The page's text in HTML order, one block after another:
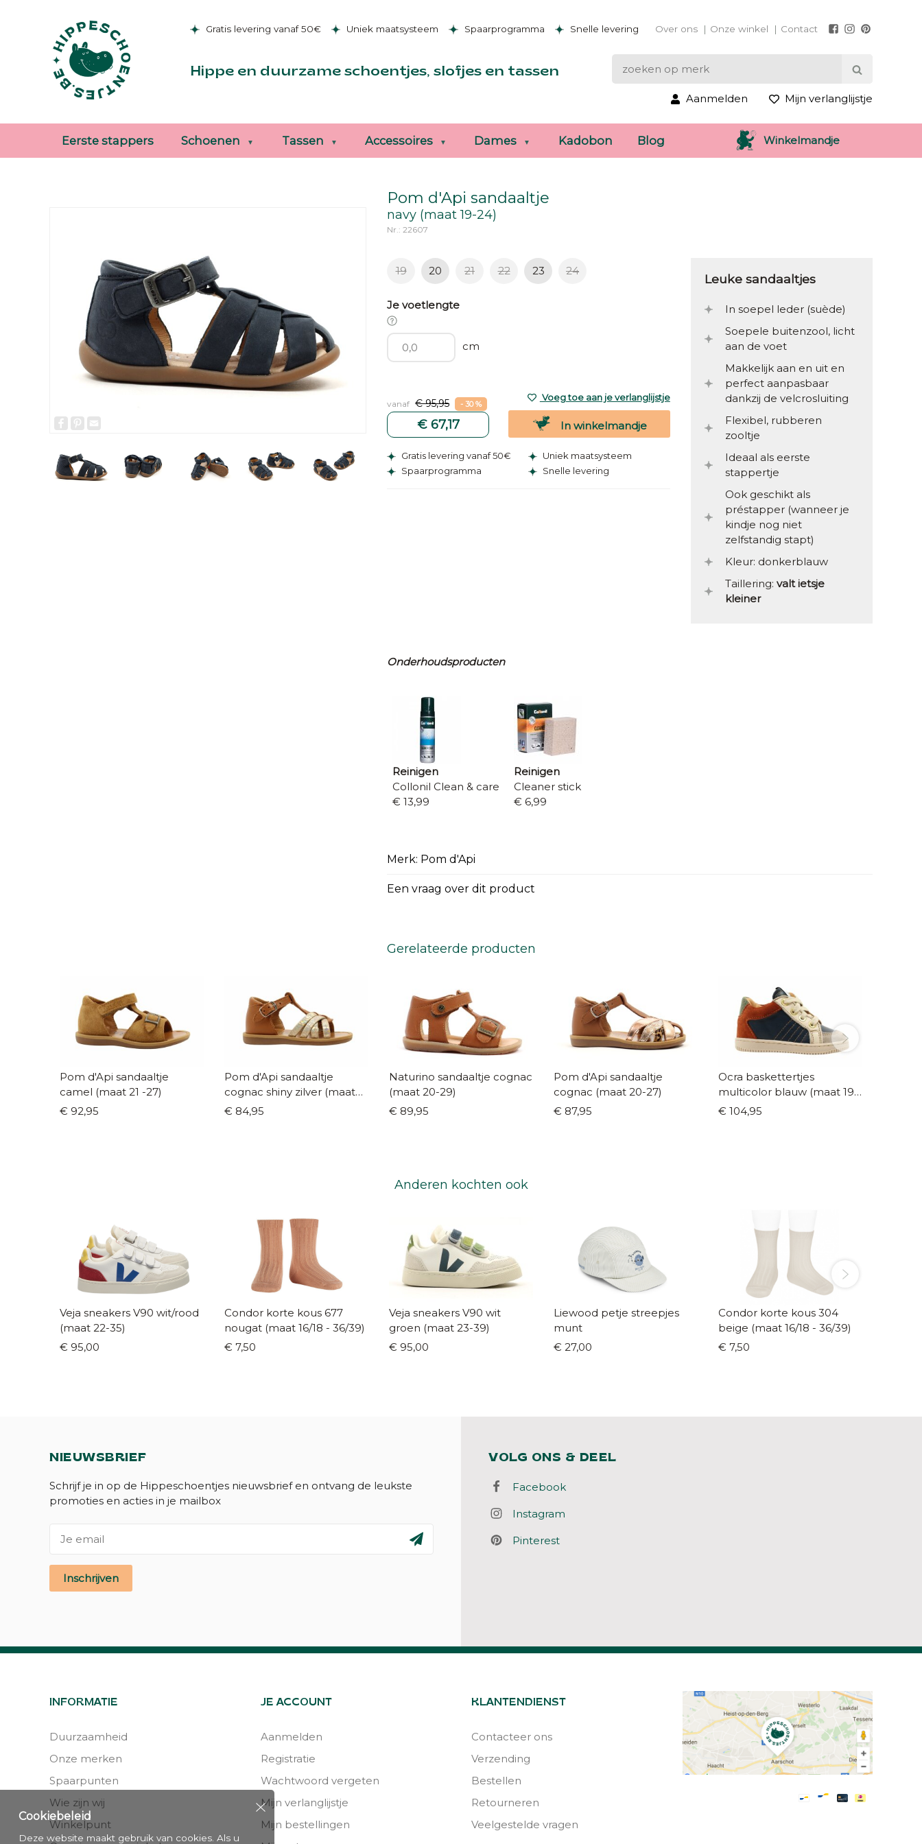
Gratis levering vanaf 50€ Uniek maatsysteem Spaarprogramma Snelle levering Over ons Onze winkel Contact
Hippe en duurzame schoentjes, slofjes en tassen
Aanmelden Mijn verlanglijstje
Eerste stappers Schoenen Tassen Accessoires Dames Kadobon Blog Winkelmandje
Pom d'Api sandaaltje
Facebook
Pinterest
navy (maat 19-24)
Nr.: 22607
19 20 21 22 23 24
Je voetlengte
cm
vanaf € 95,95 - 30 %
€ 67,17
Voeg toe aan je verlanglijstje
In winkelmandje
Gratis levering vanaf 50€
Uniek maatsysteem
Spaarprogramma
Snelle levering
Leuke sandaaltjes
In soepel leder (suède)
Soepele buitenzool, licht
aan de voet
Makkelijk aan en uit en
perfect aanpasbaar
dankzij de velcrosluiting
Flexibel, rubberen
zooltje
Ideaal als eerste
stappertje
Ook geschikt als
préstapper (wanneer je
kindje nog niet
zelfstandig stapt)
Kleur: donkerblauw
Taillering: valt ietsje
kleiner
Onderhoudsproducten
Reinigen
Collonil Clean & care
€ 13,99
Reinigen
Cleaner stick
€ 6,99
Merk: Pom d'Api
Een vraag over dit product
Gerelateerde producten
Pom d'Api sandaaltje
camel (maat 21 -27)
€ 92,95
Pom d'Api sandaaltje
cognac shiny zilver (maat
20 -27)
€ 84,95
Naturino sandaaltje cognac
(maat 20-29)
€ 89,95
Pom d'Api sandaaltje
cognac (maat 20-27)
€ 87,95
Ocra baskettertjes
multicolor blauw (maat 19-
24)
€ 104,95
Anderen kochten ook
Veja sneakers V90 wit/rood
(maat 22-35)
€ 95,00
Condor korte kous 677
nougat (maat 16/18 - 36/39)
€ 7,50
Veja sneakers V90 wit
groen (maat 23-39)
€ 95,00
Liewood petje streepjes
munt
€ 27,00
Condor korte kous 304
beige (maat 16/18 - 36/39)
€ 7,50
NIEUWSBRIEF
Schrijf je in op de Hippeschoentjes nieuwsbrief en ontvang de leukste
promoties en acties in je mailbox
Inschrijven
VOLG ONS & DEEL
Facebook
Instagram
Pinterest
INFORMATIE
Duurzaamheid
Onze merken
Spaarpunten
Wie zijn wij
Winkelpunt
JE ACCOUNT
Aanmelden
Registratie
Wachtwoord vergeten
Mijn verlanglijstje
Mijn bestellingen
KLANTENDIENST
Contacteer ons
Verzending
Bestellen
Retourneren
Veelgestelde vragen
Cookiebeleid
Deze website maakt gebruik van cookies. Als u